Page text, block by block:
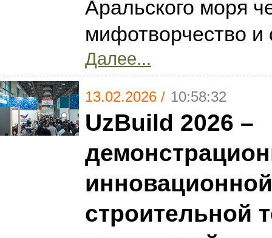
Аральского моря
мифотворчество и
Далее...
13.02.2026 / 10:58:32
UzBuild 2026 –
инновационной
строительной